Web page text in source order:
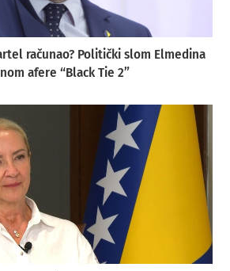
računao? Politički slom Elmedina
afere “Black Tie 2”